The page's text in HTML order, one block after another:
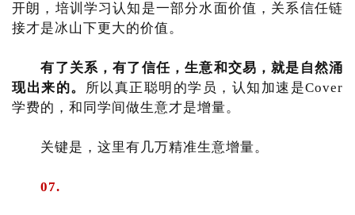
开朗，培训学习认知是一部分水面价值，关系信任链
接才是冰山下更大的价值。
有了关系，有了信任，生意和交易，就是自然涌
现出来的。 所以真正聪明的学员，认知加速是Cover
学费的，和同学间做生意才是增量。
关键是，这里有几万精准生意增量。
07.